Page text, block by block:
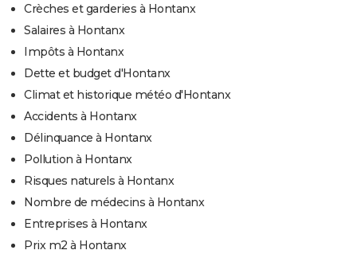
Crèches et garderies à Hontanx
Salaires à Hontanx
Impôts à Hontanx
Dette et budget d'Hontanx
Climat et historique météo d'Hontanx
Accidents à Hontanx
Délinquance à Hontanx
Pollution à Hontanx
Risques naturels à Hontanx
Nombre de médecins à Hontanx
Entreprises à Hontanx
Prix m2 à Hontanx